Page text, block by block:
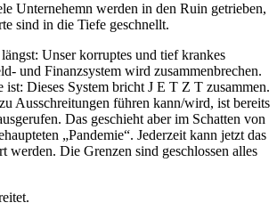
Unternehemn werden in den Ruin getrieben,
sind in die Tiefe geschnellt.
Unser korruptes und tief krankes
und Finanzsystem wird zusammenbrechen.
ist: Dieses System bricht J E T Z T zusammen.
Ausschreitungen führen kann/wird, ist bereits
Das geschieht aber im Schatten von
„Pandemie“. Jederzeit kann jetzt das
werden. Die Grenzen sind geschlossen alles